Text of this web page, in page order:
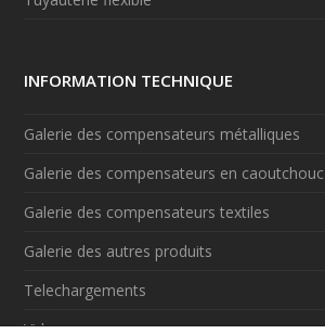
INFORMATION TECHNIQUE
Galerie des compensateurs métalliques
Galerie des compensateurs en caoutchouc
Galerie des compensateurs textiles
Galerie des autres produits
Telechargements
Videos